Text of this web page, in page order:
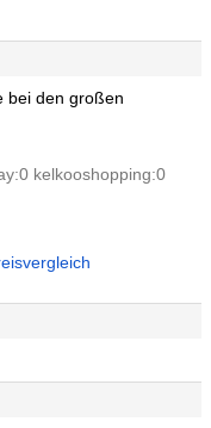
bei den großen
kelkooshopping:0